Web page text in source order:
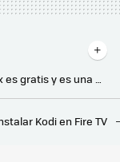
El servicio de música en streaming de Plex es gratis y es una gran alternativa a Spotify ahora que ha subido de precio
videojuegos
Kodi en Fire TV